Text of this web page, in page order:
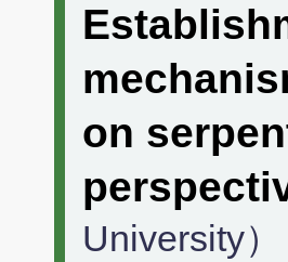
on
University）